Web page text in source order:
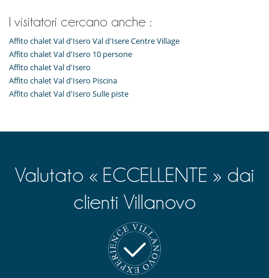
I visitatori cercano anche :
Affito chalet Val d'Isero Val d'Isere Centre Village
Affito chalet Val d'Isero 10 persone
Affito chalet Val d'Isero
Affito chalet Val d'Isero Piscina
Affito chalet Val d'Isero Sulle piste
Valutato « ECCELLENTE » dai
clienti Villanovo